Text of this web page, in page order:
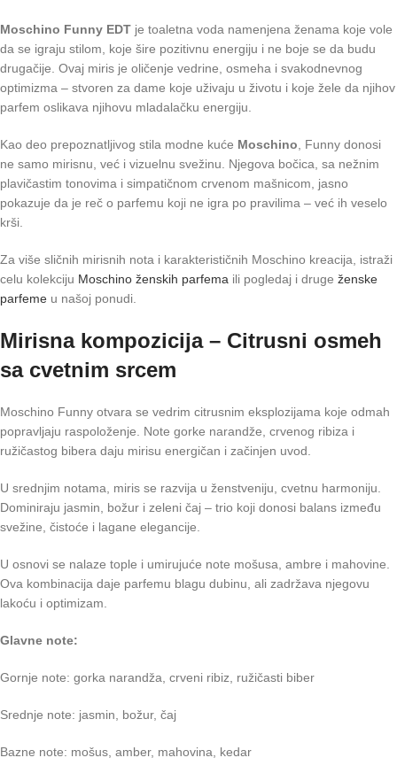
Moschino Funny EDT je toaletna voda namenjena ženama koje vole
da se igraju stilom, koje šire pozitivnu energiju i ne boje se da budu
drugačije. Ovaj miris je oličenje vedrine, osmeha i svakodnevnog
optimizma – stvoren za dame koje uživaju u životu i koje žele da njihov
parfem oslikava njihovu mladalačku energiju.
Kao deo prepoznatljivog stila modne kuće Moschino , Funny donosi
ne samo mirisnu, već i vizuelnu svežinu. Njegova bočica, sa nežnim
plavičastim tonovima i simpatičnom crvenom mašnicom, jasno
pokazuje da je reč o parfemu koji ne igra po pravilima – već ih veselo
krši.
Za više sličnih mirisnih nota i karakterističnih Moschino kreacija, istraži
celu kolekciju Moschino ženskih parfema ili pogledaj i druge ženske
parfeme u našoj ponudi.
Mirisna kompozicija – Citrusni osmeh
sa cvetnim srcem
Moschino Funny otvara se vedrim citrusnim eksplozijama koje odmah
popravljaju raspoloženje. Note gorke narandže, crvenog ribiza i
ružičastog bibera daju mirisu energičan i začinjen uvod.
U srednjim notama, miris se razvija u ženstveniju, cvetnu harmoniju.
Dominiraju jasmin, božur i zeleni čaj – trio koji donosi balans između
svežine, čistoće i lagane elegancije.
U osnovi se nalaze tople i umirujuće note mošusa, ambre i mahovine.
Ova kombinacija daje parfemu blagu dubinu, ali zadržava njegovu
lakoću i optimizam.
Glavne note:
Gornje note: gorka narandža, crveni ribiz, ružičasti biber
Srednje note: jasmin, božur, čaj
Bazne note: mošus, amber, mahovina, kedar